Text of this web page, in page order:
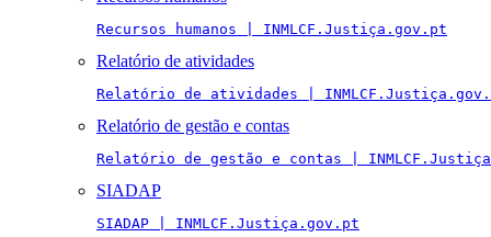
Recursos humanos | INMLCF.Justiça.gov.pt
Relatório de atividades
Relatório de atividades |
Relatório de gestão e contas
Relatório de gestão e contas |
SIADAP
SIADAP | INMLCF.Justiça.gov.pt